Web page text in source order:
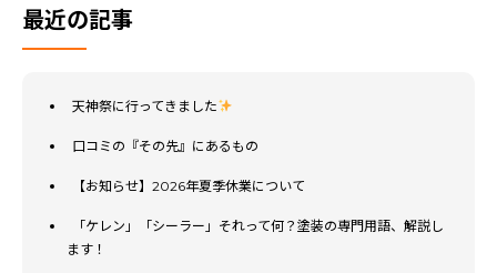
最近の記事
天神祭に行ってきました
口コミの『その先』にあるもの
【お知らせ】2026年夏季休業について
「ケレン」「シーラー」それって何？塗装の専門用語、解説し
ます！